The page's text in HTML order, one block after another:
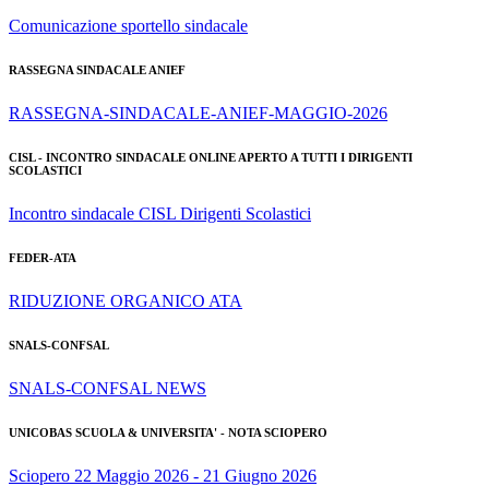
Comunicazione sportello sindacale
RASSEGNA SINDACALE ANIEF
RASSEGNA-SINDACALE-ANIEF-MAGGIO-2026
CISL - INCONTRO SINDACALE ONLINE APERTO A TUTTI I DIRIGENTI
SCOLASTICI
Incontro sindacale CISL Dirigenti Scolastici
FEDER-ATA
RIDUZIONE ORGANICO ATA
SNALS-CONFSAL
SNALS-CONFSAL NEWS
UNICOBAS SCUOLA & UNIVERSITA' - NOTA SCIOPERO
Sciopero 22 Maggio 2026 - 21 Giugno 2026